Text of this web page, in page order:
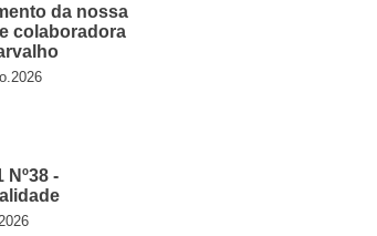
da nossa
colaboradora
Nº38 -